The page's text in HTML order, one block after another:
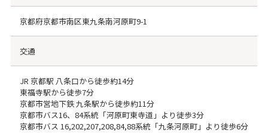
京都府京都市南区東九条南河原町9-1
交通
JR 京都駅 八条口から徒歩約14分
東福寺駅から徒歩7分
京都市営地下鉄 九条駅から徒歩約11分
京都市バス16、84系統「河原町東寺道」より徒歩3分
京都市バス 16,202,207,208,84,88系統「九条河原町」より徒歩6分